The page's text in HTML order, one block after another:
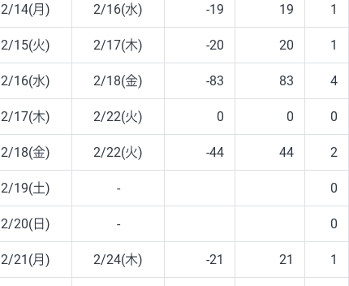
2/14(月) 2/16(水) -19 19 1
2/15(火) 2/17(木) -20 20 1
2/16(水) 2/18(金) -83 83 4
2/17(木) 2/22(火) 0 0 0
2/18(金) 2/22(火) -44 44 2
2/19(土) - 0
2/20(日) - 0
2/21(月) 2/24(木) -21 21 1